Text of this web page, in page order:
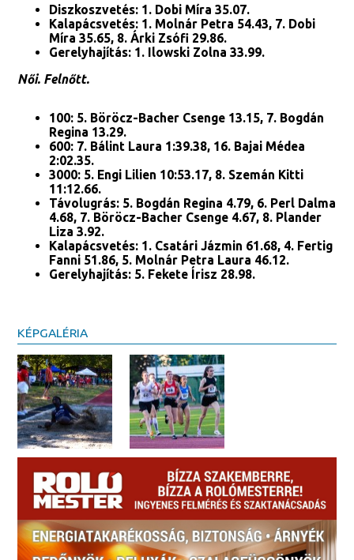
Diszkoszvetés: 1. Dobi Míra 35.07.
Kalapácsvetés: 1. Molnár Petra 54.43, 7. Dobi
Míra 35.65, 8. Árki Zsófi 29.86.
Gerelyhajítás: 1. Ilowski Zolna 33.99.
Női. Felnőtt.
100: 5. Böröcz-Bacher Csenge 13.15, 7. Bogdán
Regina 13.29.
600: 7. Bálint Laura 1:39.38, 16. Bajai Médea
2:02.35.
3000: 5. Engi Lilien 10:53.17, 8. Szemán Kitti
11:12.66.
Távolugrás: 5. Bogdán Regina 4.79, 6. Perl Dalma
4.68, 7. Böröcz-Bacher Csenge 4.67, 8. Plander
Liza 3.92.
Kalapácsvetés: 1. Csatári Jázmin 61.68, 4. Fertig
Fanni 51.86, 5. Molnár Petra Laura 46.12.
Gerelyhajítás: 5. Fekete Írisz 28.98.
KÉPGALÉRIA